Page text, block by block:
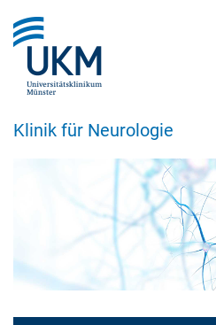
Klinik für Neurologie